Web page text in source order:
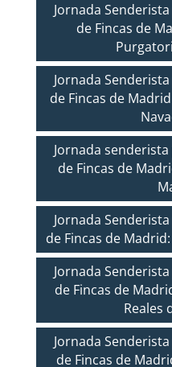
Jornada
de Fincas de
Jornada
de Fincas de
Jornada
de Fincas de
Jornada
de Fincas de
Jornada
de Fincas de
Reales
Jornada
de Fincas de